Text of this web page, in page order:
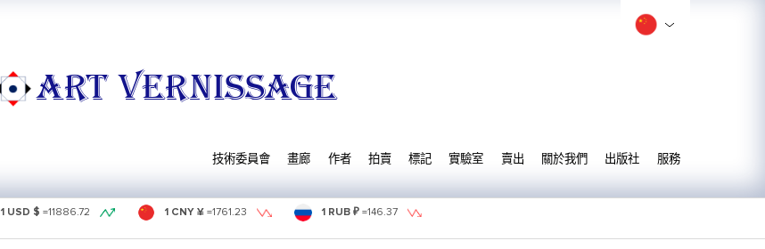
ART VERNISSAGE
技術委員會 畫廊 作者 拍賣 標記 實驗室 賣出 關於我們 出版社 服務
1 USD $ =11886.72 1 CNY ¥ =1761.23 1 RUB ₽ =146.37